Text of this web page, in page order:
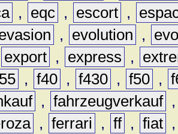
, eqc , escort ,
, evolution ,
export , express ,
, f40 , f430 , f50 ,
, fahrzeugverkauf
, ferrari , ff , fiat